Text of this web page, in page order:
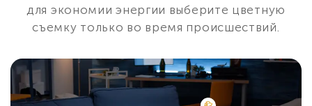
для экономии энергии выберите цветную
съемку только во время происшествий.